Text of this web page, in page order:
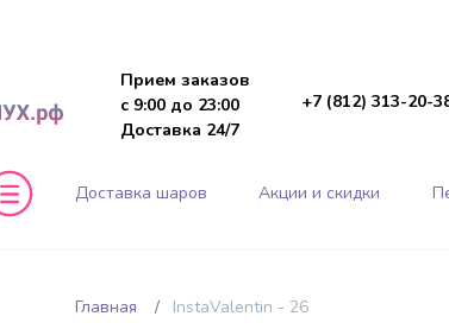
Прием заказов
с 9:00 до 23:00
Доставка 24/7
+7 (812) 313-20-
Доставка шаров Акции и скидки
Главная InstaValentin - 26